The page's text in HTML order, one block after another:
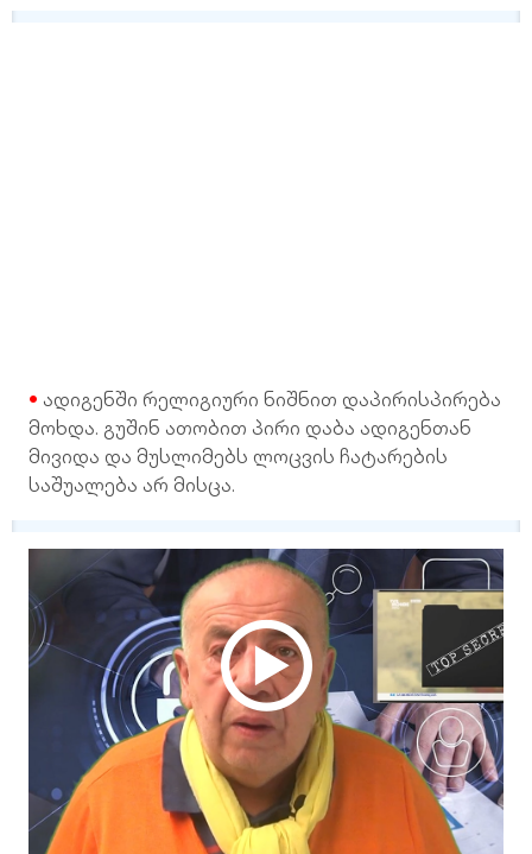
ადიგენში რელიგიური ნიშნით დაპირისპირება
მოხდა. გუშინ ათობით პირი დაბა ადიგენთან
მივიდა და მუსლიმებს ლოცვის ჩატარების
საშუალება არ მისცა.